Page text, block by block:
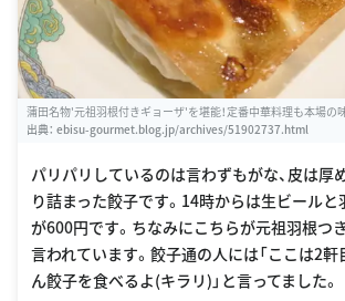
蒲田名物'元祖羽根付きギョーザ'を堪能！定番中華料理も本場の
出典： ebisu-gourmet.blog.jp/archives/51902737.html
パリパリしているのは言わずもがな、皮は厚
り詰まった餃子です。14時からは生ビールと
が600円です。ちなみにこちらが元祖羽根つ
言われています。餃子通の人には「ここは2軒
ん餃子を食べるよ(キラリ)」と言ってました。